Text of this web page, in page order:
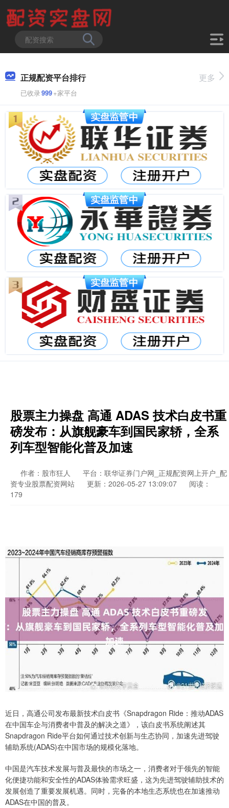
正规配资平台排行
已收录999+家平台
更多
股票主力操盘 高通 ADAS 技术白皮书重
磅发布：从旗舰豪车到国民家轿，全系
列车型智能化普及加速
作者：股市狂人
平台：联华证券门户网_正规配资网上开户_配
资专业股票配资网站
更新：2026-05-27 13:09:07
阅读：
179
近日，高通公司发布最新技术白皮书《Snapdragon Ride：推动ADAS
在中国车企与消费者中普及的解决之道》，该白皮书系统阐述其
Snapdragon Ride平台如何通过技术创新与生态协同，加速先进驾驶
辅助系统(ADAS)在中国市场的规模化落地。
中国是汽车技术发展与普及最快的市场之一，消费者对于领先的智能
化便捷功能和安全性的ADAS体验需求旺盛，这为先进驾驶辅助技术的
发展创造了重要发展机遇。同时，完备的本地生态系统也在加速推动
ADAS在中国的普及。